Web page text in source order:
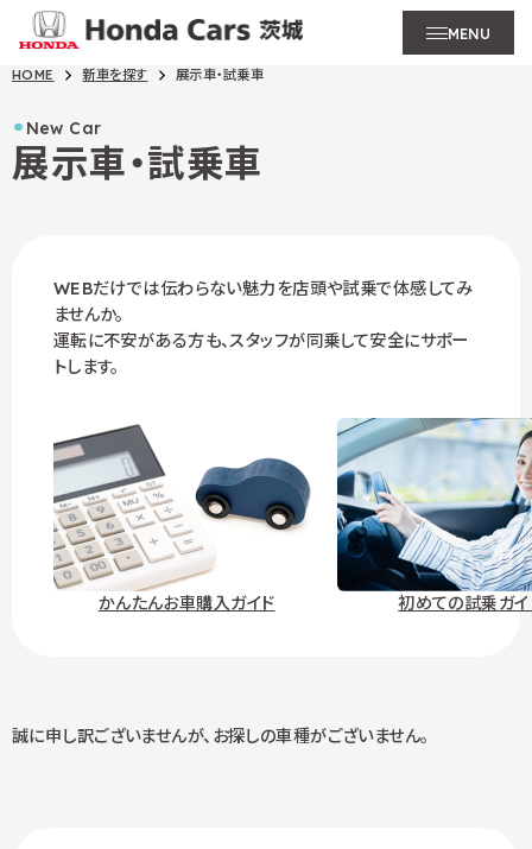
MENU
HOME 新車を探す 展示車・試乗車
New Car
展示車・試乗車
WEBだけでは伝わらない魅力を店頭や試乗で体感してみ
ませんか。
運転に不安がある方も、スタッフが同乗して安全にサポー
トします。
かんたんお車購入ガイド 初めての試乗ガイ
誠に申し訳ございませんが、 お探しの車種がございません。